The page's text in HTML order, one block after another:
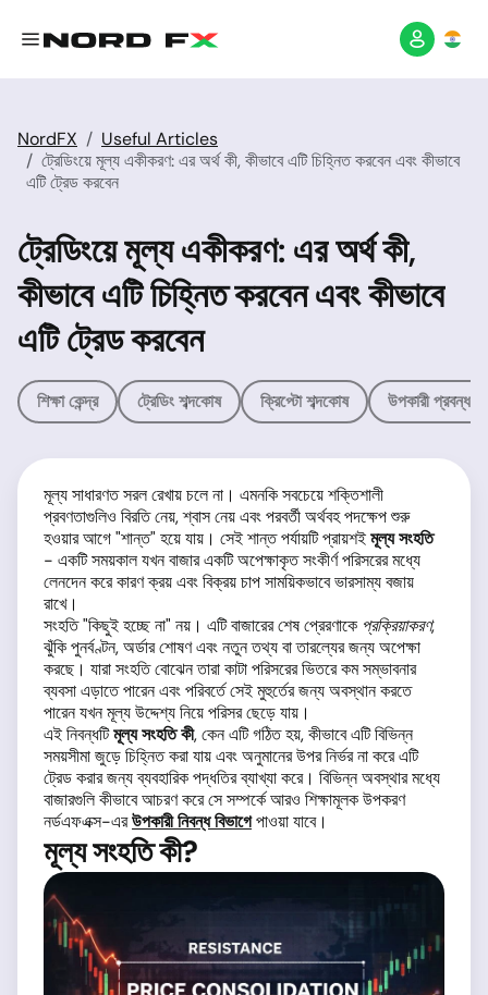
NordFX
Useful Articles
ট্রেডিংয়ে মূল্য একীকরণ: এর অর্থ কী, কীভাবে এটি চিহ্নিত করবেন এবং কীভাবে
এটি ট্রেড করবেন
ট্রেডিংয়ে মূল্য একীকরণ: এর অর্থ কী,
কীভাবে এটি চিহ্নিত করবেন এবং কীভাবে
এটি ট্রেড করবেন
শিক্ষা কেন্দ্র ট্রেডিং শব্দকোষ ক্রিপ্টো শব্দকোষ উপকারী
মূল্য সাধারণত সরল রেখায় চলে না। এমনকি সবচেয়ে শক্তিশালী
প্রবণতাগুলিও বিরতি নেয়, শ্বাস নেয় এবং পরবর্তী অর্থবহ পদক্ষেপ শুরু
হওয়ার আগে "শান্ত" হয়ে যায়। সেই শান্ত পর্যায়টি প্রায়শইমূল্য সংহতি
- একটি সময়কাল যখন বাজার একটি অপেক্ষাকৃত সংকীর্ণ পরিসরের মধ্যে
লেনদেন করে কারণ ক্রয় এবং বিক্রয় চাপ সাময়িকভাবে ভারসাম্য বজায়
রাখে।
সংহতি "কিছুই হচ্ছে না" নয়। এটি বাজারের শেষ প্রেরণাকে প্রক্রিয়াকরণ,
ঝুঁকি পুনর্বণ্টন, অর্ডার শোষণ এবং নতুন তথ্য বা তারল্যের জন্য অপেক্ষা
করছে। যারা সংহতি বোঝেন তারা কাটা পরিসরের ভিতরে কম সম্ভাবনার
ব্যবসা এড়াতে পারেন এবং পরিবর্তে সেই মুহুর্তের জন্য অবস্থান করতে
পারেন যখন মূল্য উদ্দেশ্য নিয়ে পরিসর ছেড়ে যায়।
এই নিবন্ধটিমূল্য সংহতি কী, কেন এটি গঠিত হয়, কীভাবে এটি বিভিন্ন
সময়সীমা জুড়ে চিহ্নিত করা যায় এবং অনুমানের উপর নির্ভর না করে এটি
ট্রেড করার জন্য ব্যবহারিক পদ্ধতির ব্যাখ্যা করে। বিভিন্ন অবস্থার মধ্যে
বাজারগুলি কীভাবে আচরণ করে সে সম্পর্কে আরও শিক্ষামূলক উপকরণ
নর্ডএফএক্স-এরউপকারী নিবন্ধ বিভাগেপাওয়া যাবে।
মূল্য সংহতি কী?